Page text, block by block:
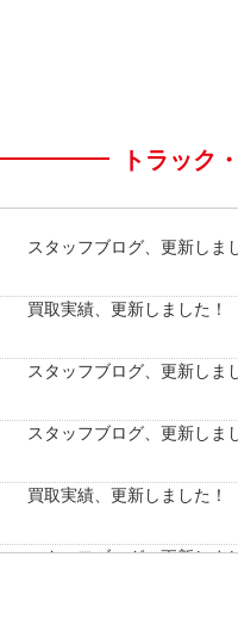
トラック
スタッフブログ、更新しま
買取実績、更新しました！
スタッフブログ、更新しま
スタッフブログ、更新しま
買取実績、更新しました！
スタッフブログ、更新しま